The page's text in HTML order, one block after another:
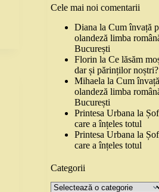
Cele mai noi comentarii
Diana laCum învață
olandeză limba
București
Florin laCe lăsăm
dar și părinților
Mihaela laCum
olandeză limba
București
Printesa Urbana la
care a înțeles totul
Printesa Urbana la
care a înțeles totul
Categorii
Categorii